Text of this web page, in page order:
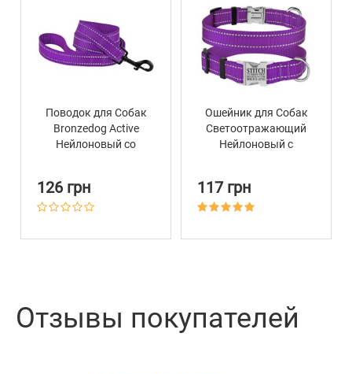
Поводок для Собак
Bronzedog Active
Нейлоновый со
126 грн
Ошейник для Собак
Светоотражающий
Нейлоновый с
Active Фиолетовый
117 грн
Отзывы покупателей